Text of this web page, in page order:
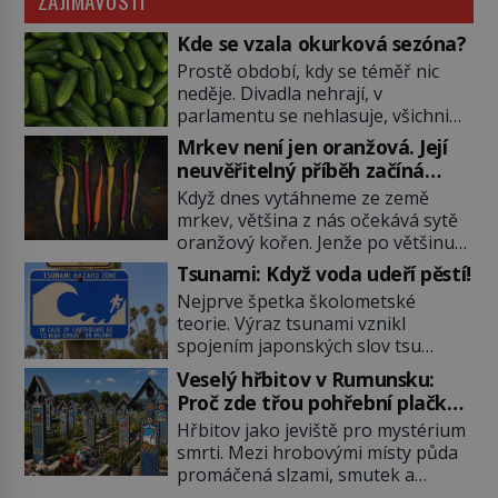
Kde se vzala okurková sezóna?
Prostě období, kdy se téměř nic
neděje. Divadla nehrají, v
parlamentu se nehlasuje, všichni
jsou na dovolené a média tak
nemají o čem mluvit a psát. A
vymýšlejí si proto témata, které
nikoho nezajímají. Proč je však ona
letní doba spojovaná zrovna s
okurkami? Okurkovou sezónu
známe už od poloviny 19. století,
ovšem jako Češi […]
Mrkev není jen oranžová. Její
neuvěřitelný příběh začíná
fialovou barvou
Když dnes vytáhneme ze země
mrkev, většina z nás očekává sytě
oranžový kořen. Jenže po většinu
své historie je mrkev všechno
možné, jen ne oranžová. Je fialová,
žlutá, bílá, někdy dokonce téměř
černá. Až díky stovkám let
pečlivého šlechtění se z ní stává
zelenina, bez které si českou
zahradu ani nedokážeme
představit. Její příběh je […]
Tsunami: Když voda udeří pěstí!
Nejprve špetka školometské
teorie. Výraz tsunami vznikl
spojením japonských slov tsu
(přístav) a nami (vlna). Jedná se o
dlouhou vlnu, která je na volném
moři takřka nepostřehnutelná.
Ačkoli je vlnová délka tsunami i 300
kilometrů, výška vlny na volném
moři je maximálně 1,5 metru.
Veselý hřbitov v Rumunsku:
Proč zde třou pohřební plačky
bídu s nouzí?
Hřbitov jako jeviště pro mystérium
smrti. Mezi hrobovými místy půda
promáčená slzami, smutek a